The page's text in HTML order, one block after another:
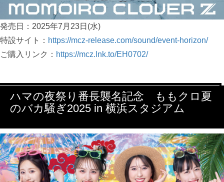
発売日：2025年7月23日(水)
特設サイト： https://mcz-release.com/sound/event-horizon/
ご購入リンク： https://mcz.lnk.to/EH0702/
ハマの夜祭り番長襲名記念 ももクロ夏
のバカ騒ぎ2025 in 横浜スタジアム